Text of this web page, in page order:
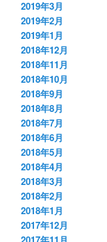
2019年3月
2019年2月
2019年1月
2018年12月
2018年11月
2018年10月
2018年9月
2018年8月
2018年7月
2018年6月
2018年5月
2018年4月
2018年3月
2018年2月
2018年1月
2017年12月